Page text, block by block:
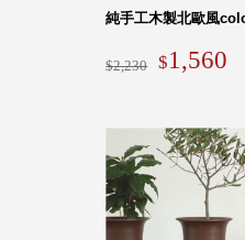
純手工木製北歐風
2,230 1,560